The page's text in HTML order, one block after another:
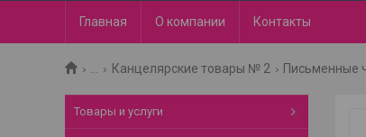
Главная О компании Контакты
Канцелярские товары № 2 Письменные
Товары и услуги